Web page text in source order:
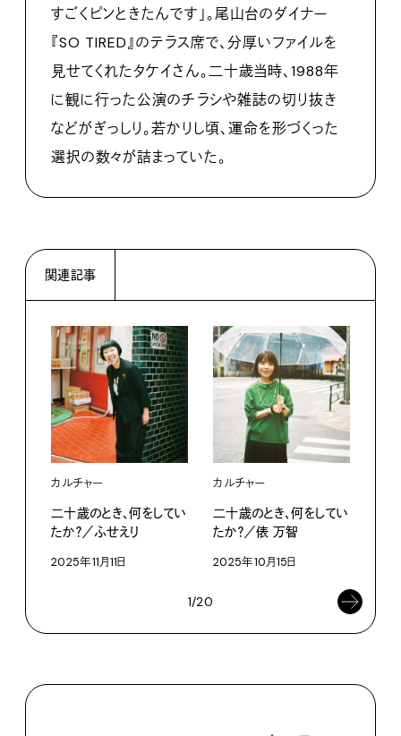
すごくピンときたんです」。尾山台のダイナー
『SO TIRED』のテラス席で、分厚いファイルを
見せてくれたタケイさん。二十歳当時、1988年
に観に行った公演のチラシや雑誌の切り抜き
などがぎっしり。若かりし頃、運命を形づくった
選択の数々が詰まっていた。
関連記事
カルチャー
二十歳のとき、何をしてい
たか？／ふせえり
2025年11月11日
カルチャー
二十歳のとき、何をしてい
たか？／俵 万智
2025年10月15日
1/20